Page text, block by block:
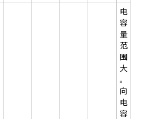
电
容
量
范
围
大
。
向
电
容